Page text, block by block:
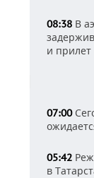
08:38 В
и прилет
07:00
05:42
в